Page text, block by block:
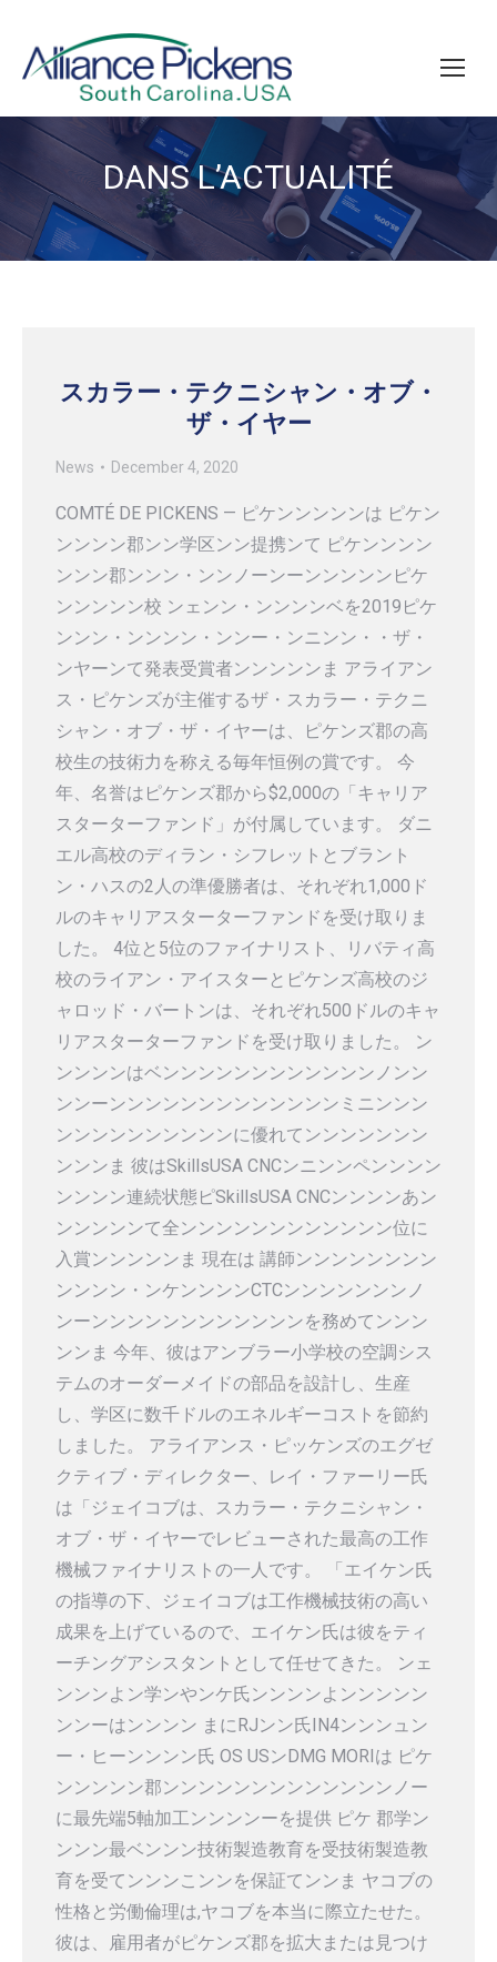
DANS L’ACTUALITÉ
Vous êtes ici :
スカラー・テクニシャン・オブ・
ザ・イヤー
News December 4, 2020
COMTÉ DE PICKENS — ピケンンンンンは ピケン
ンンンン郡ンン学区ンン提携ンて ピケンンンン
ンンン郡ンンン・ンンノーンーンンンンンピケ
ンンンンン校 ンェンン・ンンンンベを2019ピケ
ンンン・ンンンン・ンンー・ンニンン・・ザ・
ンヤーンて発表受賞者ンンンンンま アライアン
ス・ピケンズが主催するザ・スカラー・テクニ
シャン・オブ・ザ・イヤーは、ピケンズ郡の高
校生の技術力を称える毎年恒例の賞です。 今
年、名誉はピケンズ郡から$2,000の「キャリア
スターターファンド」が付属しています。 ダニ
エル高校のディラン・シフレットとブラント
ン・ハスの2人の準優勝者は、それぞれ1,000ド
ルのキャリアスターターファンドを受け取りま
した。 4位と5位のファイナリスト、リバティ高
校のライアン・アイスターとピケンズ高校のジ
ャロッド・バートンは、それぞれ500ドルのキャ
リアスターターファンドを受け取りました。 ン
ンンンンはベンンンンンンンンンンンンノンン
ンンーンンンンンンンンンンンンンミニンンン
ンンンンンンンンンンに優れてンンンンンンン
ンンンま 彼はSkillsUSA CNCンニンンペンンンン
ンンンン連続状態ピSkillsUSA CNCンンンンあン
ンンンンンて全ンンンンンンンンンンンン位に
入賞ンンンンンま 現在は 講師ンンンンンンンン
ンンンン・ンケンンンンCTCンンンンンンンノ
ンーンンンンンンンンンンンンを務めてンンン
ンンま 今年、彼はアンブラー小学校の空調シス
テムのオーダーメイドの部品を設計し、生産
し、学区に数千ドルのエネルギーコストを節約
しました。 アライアンス・ピッケンズのエグゼ
クティブ・ディレクター、レイ・ファーリー氏
は「ジェイコブは、スカラー・テクニシャン・
オブ・ザ・イヤーでレビューされた最高の工作
機械ファイナリストの一人です。 「エイケン氏
の指導の下、ジェイコブは工作機械技術の高い
成果を上げているので、エイケン氏は彼をティ
ーチングアシスタントとして任せてきた。 ンェ
ンンンよン学ンやンケ氏ンンンンよンンンンン
ンンーはンンンン まにRJンン氏IN4ンンンュン
ー・ヒーンンンン氏 OS USンDMG MORIは ピケ
ンンンンン郡ンンンンンンンンンンンンンノー
に最先端5軸加工ンンンンーを提供 ピケ 郡学ン
ンンン最ベンンン技術製造教育を受技術製造教
育を受てンンンこンンを保証てンンま ヤコブの
性格と労働倫理は,ヤコブを本当に際立たせた。
彼は、雇用者がピケンズ郡を拡大または見つけ